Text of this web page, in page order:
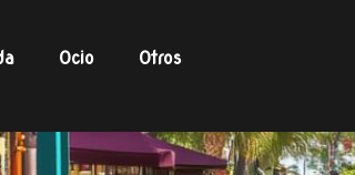
Ocio Otros